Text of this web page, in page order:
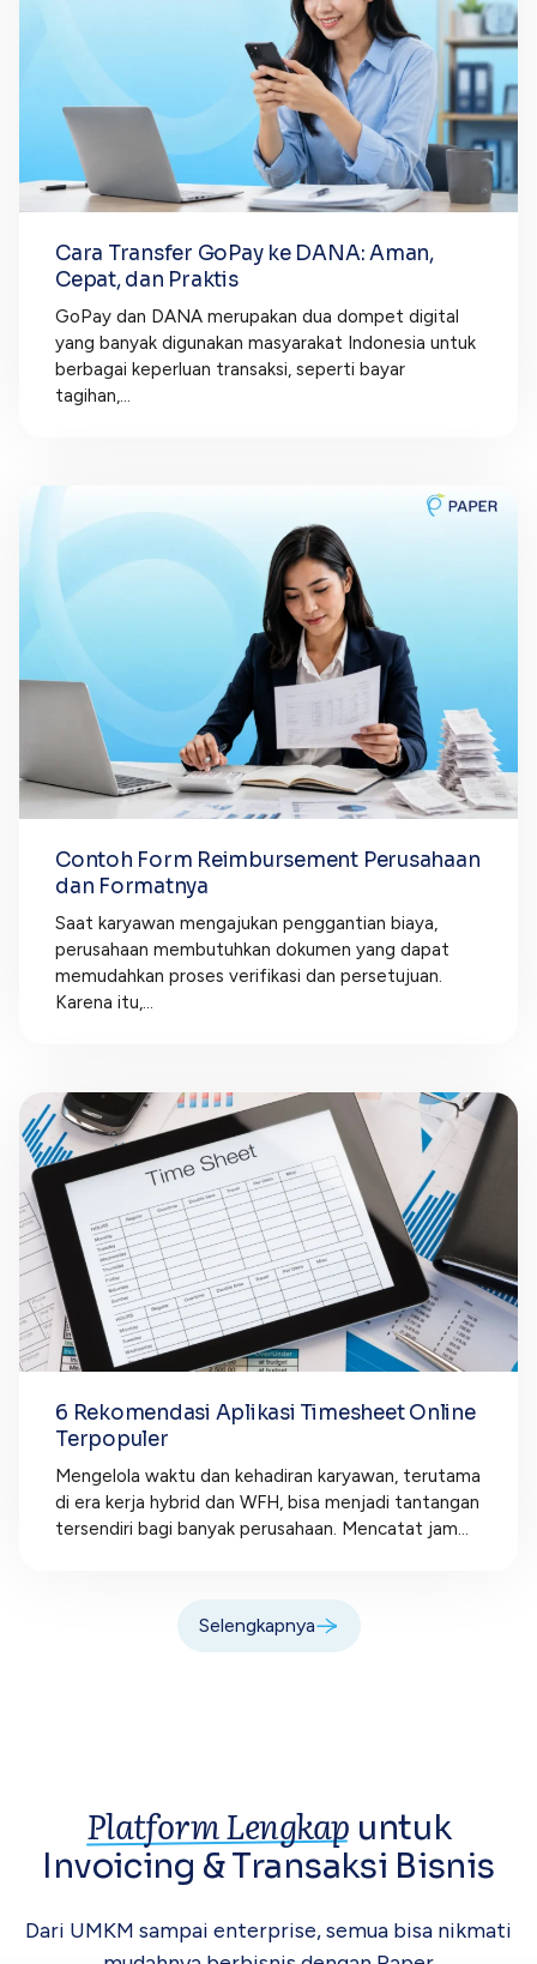
Cara Transfer GoPay ke DANA: Aman,
Cepat, dan Praktis
GoPay dan DANA merupakan dua dompet digital
yang banyak digunakan masyarakat Indonesia untuk
berbagai keperluan transaksi, seperti bayar
tagihan,...
Contoh Form Reimbursement Perusahaan
dan Formatnya
Saat karyawan mengajukan penggantian biaya,
perusahaan membutuhkan dokumen yang dapat
memudahkan proses verifikasi dan persetujuan.
Karena itu,...
6 Rekomendasi Aplikasi Timesheet Online
Terpopuler
Mengelola waktu dan kehadiran karyawan, terutama
di era kerja hybrid dan WFH, bisa menjadi tantangan
tersendiri bagi banyak perusahaan. Mencatat jam...
Selengkapnya
Platform Lengkap untuk
Invoicing &Transaksi Bisnis
Dari UMKM sampai enterprise, semua bisa nikmati